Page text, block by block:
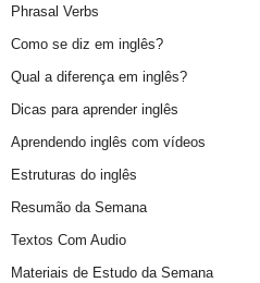
Phrasal Verbs
Como se diz em inglês?
Qual a diferença em inglês?
Dicas para aprender inglês
Aprendendo inglês com vídeos
Estruturas do inglês
Resumão da Semana
Textos Com Audio
Materiais de Estudo da Semana